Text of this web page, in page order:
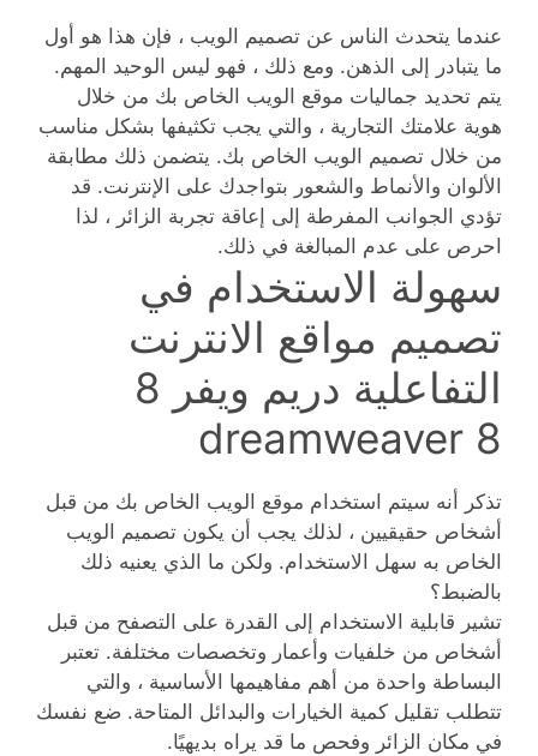
عندما يتحدث الناس عن تصميم الويب ، فإن هذا هو أول
ما يتبادر إلى الذهن. ومع ذلك ، فهو ليس الوحيد المهم.
يتم تحديد جماليات موقع الويب الخاص بك من خلال
هوية علامتك التجارية ، والتي يجب تكثيفها بشكل مناسب
من خلال تصميم الويب الخاص بك. يتضمن ذلك مطابقة
الألوان والأنماط والشعور بتواجدك على الإنترنت. قد
تؤدي الجوانب المفرطة إلى إعاقة تجربة الزائر ، لذا
احرص على عدم المبالغة في ذلك.
سهولة الاستخدام في
تصميم مواقع الانترنت
التفاعلية دريم ويفر 8
dreamweaver 8
تذكر أنه سيتم استخدام موقع الويب الخاص بك من قبل
أشخاص حقيقيين ، لذلك يجب أن يكون تصميم الويب
الخاص به سهل الاستخدام. ولكن ما الذي يعنيه ذلك
بالضبط؟
تشير قابلية الاستخدام إلى القدرة على التصفح من قبل
أشخاص من خلفيات وأعمار وتخصصات مختلفة. تعتبر
البساطة واحدة من أهم مفاهيمها الأساسية ، والتي
تتطلب تقليل كمية الخيارات والبدائل المتاحة. ضع نفسك
في مكان الزائر وفحص ما قد يراه بديهيًا.